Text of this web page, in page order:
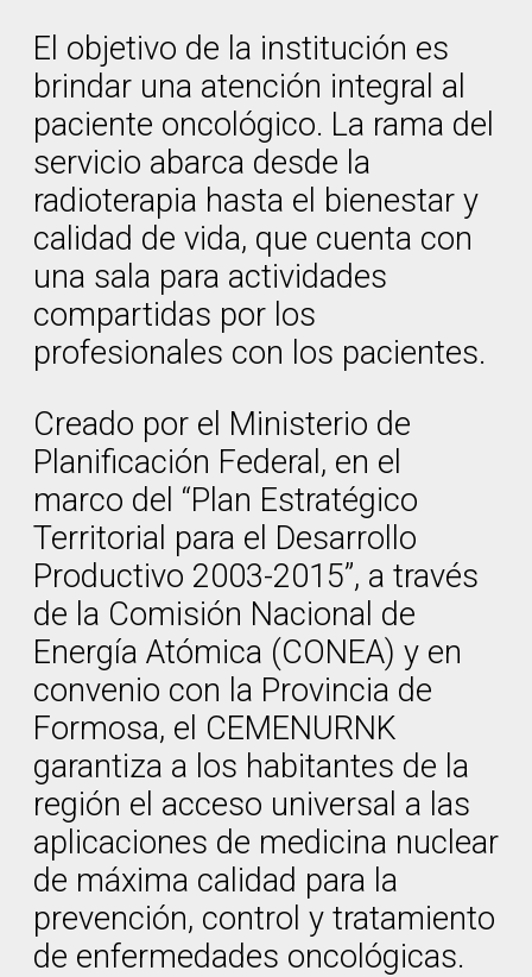
El objetivo de la institución es
brindar una atención integral al
paciente oncológico. La rama del
servicio abarca desde la
radioterapia hasta el bienestar y
calidad de vida, que cuenta con
una sala para actividades
compartidas por los
profesionales con los pacientes.
Creado por el Ministerio de
Planificación Federal, en el
marco del “Plan Estratégico
Territorial para el Desarrollo
Productivo 2003-2015”, a través
de la Comisión Nacional de
Energía Atómica (CONEA) y en
convenio con la Provincia de
Formosa, el CEMENURNK
garantiza a los habitantes de la
región el acceso universal a las
aplicaciones de medicina nuclear
de máxima calidad para la
prevención, control y tratamiento
de enfermedades oncológicas.